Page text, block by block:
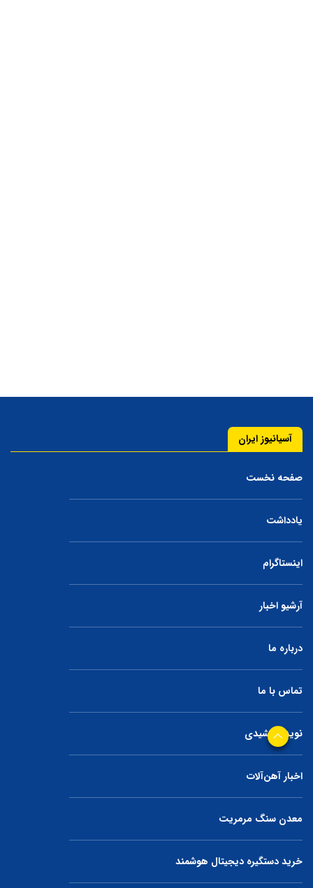
آسیانیوز ایران
صفحه نخست
یادداشت
اینستاگرام
آرشیو اخبار
درباره ما
تماس با ما
نوید جمشیدی
اخبار آهن‌آلات
معدن سنگ مرمریت
خرید دستگیره دیجیتال هوشمند